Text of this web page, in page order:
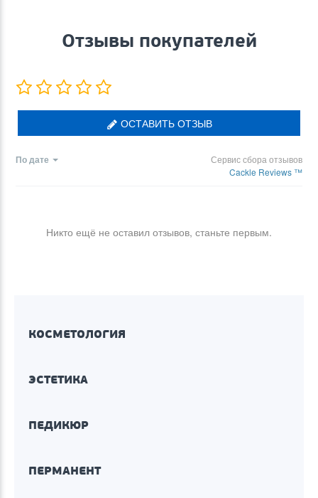
Отзывы покупателей
ОСТАВИТЬ ОТЗЫВ
По дате
Сервис сбора отзывов
Cackle Reviews ™
Никто ещё не оставил отзывов, станьте первым.
КОСМЕТОЛОГИЯ
ЭСТЕТИКА
ПЕДИКЮР
ПЕРМАНЕНТ